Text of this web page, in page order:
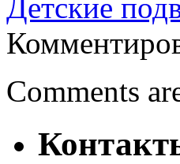
Детские
Comments